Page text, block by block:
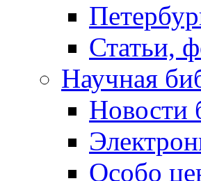
Статьи,
Научная
Новости
Особо